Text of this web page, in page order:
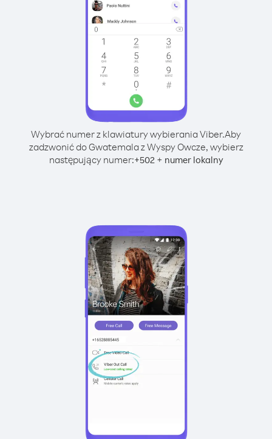
Wybrać numer z klawiatury wybierania Viber.Aby
zadzwonić do Gwatemala z Wyspy Owcze, wybierz
następujący numer:+502+ numer lokalny